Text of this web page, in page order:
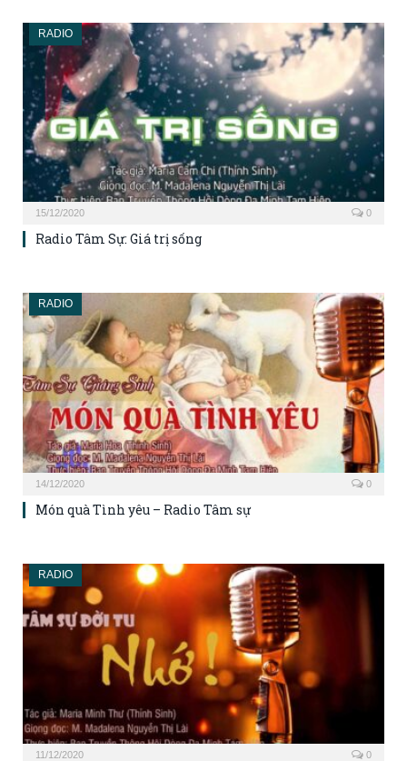
RADIO
15/12/2020 0
Radio Tâm Sự: Giá trị sống
RADIO
14/12/2020 0
Món quà Tình yêu – Radio Tâm sự
RADIO
11/12/2020 0